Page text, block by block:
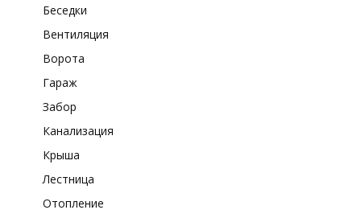
Беседки
Вентиляция
Ворота
Гараж
Забор
Канализация
Крыша
Лестница
Отопление